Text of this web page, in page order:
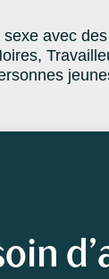
avec